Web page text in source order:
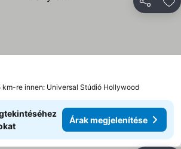
km-re innen: Universal Stúdió Hollywood
Árak megjelenítése